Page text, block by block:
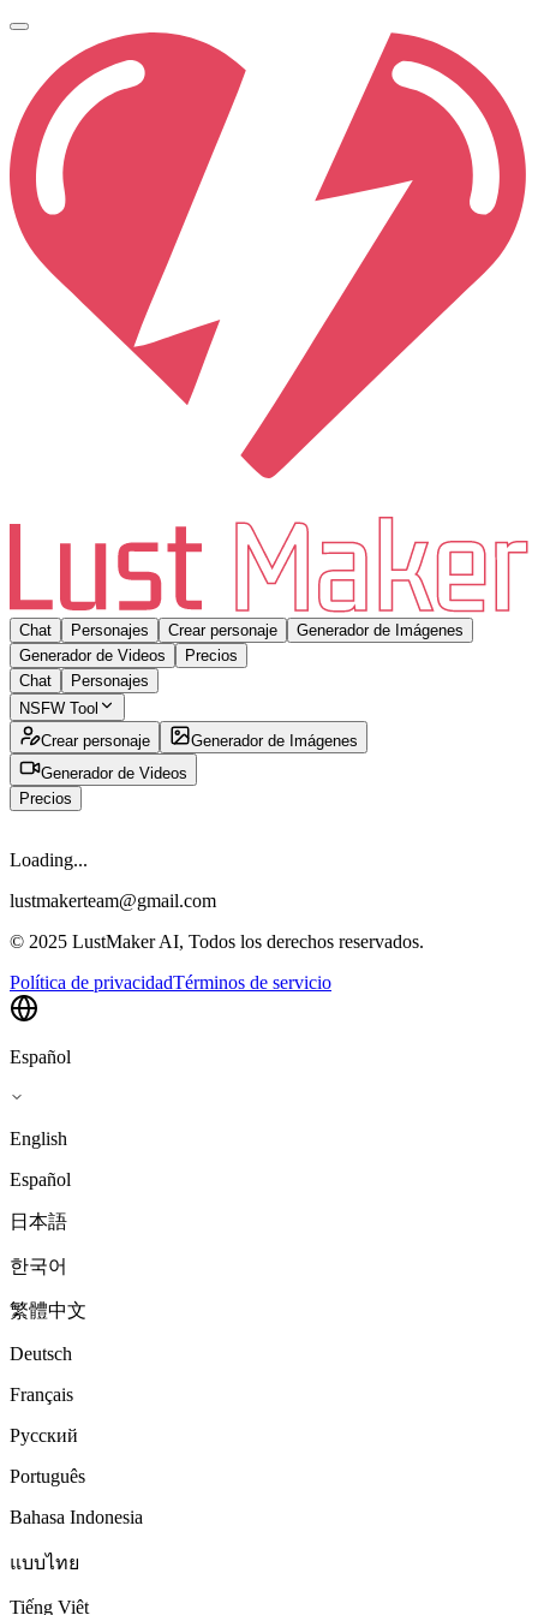
Chat Personajes Crear personaje
Generador de Imágenes
Generador de Videos
Precios
Chat
Personajes
NSFW Tool
Crear personaje
Generador de Imágenes
Generador de Videos
Precios
Loading...
lustmakerteam@gmail.com
© 2025 LustMaker AI, Todos los derechos reservados.
Política de privacidadTérminos de servicio
Español
English
Español
日本語
한국어
繁體中文
Deutsch
Français
Русский
Português
Bahasa Indonesia
แบบไทย
Tiếng Việt